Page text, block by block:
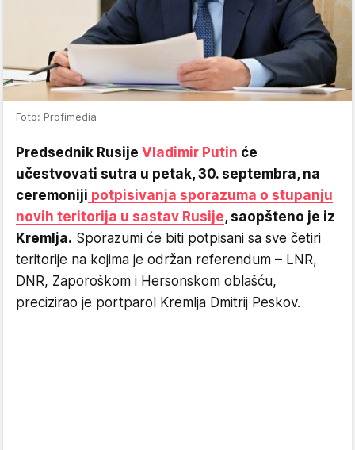
Foto: Profimedia
Predsednik Rusije Vladimir Putin će
učestvovati sutra u petak, 30. septembra, na
ceremoniji potpisivanja sporazuma o stupanju
novih teritorija u sastav Rusije, saopšteno je iz
Kremlja. Sporazumi će biti potpisani sa sve četiri
teritorije na kojima je održan referendum – LNR,
DNR, Zaporoškom i Hersonskom oblašću,
precizirao je portparol Kremlja Dmitrij Peskov.